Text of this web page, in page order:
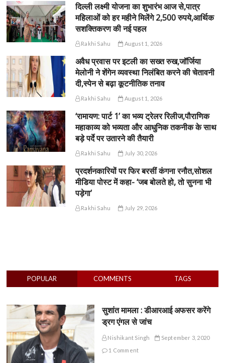
दिल्ली लक्ष्मी योजना का शुभारंभ आज से,पात्र
महिलाओं को हर महीने मिलेंगे 2,500 रुपये,आर्थिक
सशक्तिकरण की नई पहल
Rakhi Sahu August 1, 2026
अवैध प्रवास पर इटली का सख्त रुख,जॉर्जिया
मेलोनी ने शेंगेन व्यवस्था निलंबित करने की चेतावनी
दी,स्पेन से बढ़ा कूटनीतिक तनाव
Rakhi Sahu August 1, 2026
‘रामायण: पार्ट 1’ का भव्य ट्रेलर रिलीज,पौराणिक
महाकाव्य को भव्यता और आधुनिक तकनीक के साथ
बड़े पर्दे पर उतारने की तैयारी
Rakhi Sahu July 30, 2026
प्रदर्शनकारियों पर फिर बरसीं कंगना रनौत,सोशल
मीडिया पोस्ट में कहा- ‘जब बोलते हो, तो सुनना भी
पड़ेगा’
Rakhi Sahu July 29, 2026
POPULAR COMMENTS TAGS
सुशांत मामला : डीआरआई अफसर करेंगे
ड्रग एंगल से जांच
Nishikant Singh
September 3, 2020
1 Comment